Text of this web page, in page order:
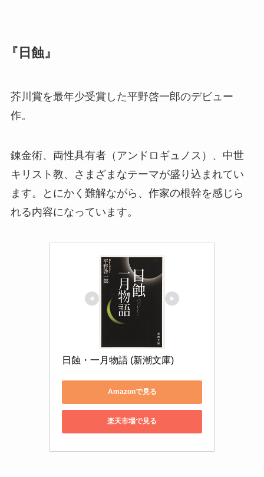
『日蝕』
芥川賞を最年少受賞した平野啓一郎のデビュー
作。
錬金術、両性具有者（アンドロギュノス）、中世
キリスト教、さまざまなテーマが盛り込まれてい
ます。とにかく難解ながら、作家の根幹を感じら
れる内容になっています。
日蝕・一月物語 (新潮文庫)
Amazonで見る
楽天市場で見る